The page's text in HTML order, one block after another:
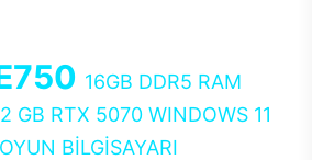
16GB DDR5 RAM
GB RTX 5070 WINDOWS 11
BİLGİSAYARI